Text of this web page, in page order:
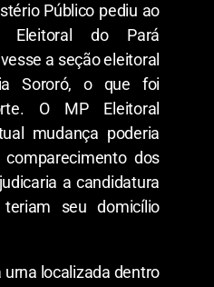
Público pediu ao
Eleitoral do Pará
a seção eleitoral
Sororó, o que foi
O MP Eleitoral
mudança poderia
dos
a candidatura
seu domicílio
urna localizada dentro